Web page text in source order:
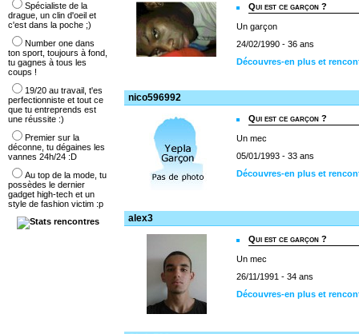
Qui est ce garçon ?
Un garçon
24/02/1990 - 36 ans
Découvres-en plus et
nico596992
Qui est ce garçon ?
Un mec
05/01/1993 - 33 ans
Découvres-en plus et
alex3
Qui est ce garçon ?
Un mec
26/11/1991 - 34 ans
Découvres-en plus et
Spécialiste de la
drague, un clin d'oeil et
c'est dans la poche ;)
Number one dans
ton sport, toujours à fond,
tu gagnes à tous les
coups !
19/20 au travail, t'es
perfectionniste et tout ce
que tu entreprends est
une réussite :)
Premier sur la
déconne, tu dégaines les
vannes 24h/24 :D
Au top de la mode, tu
possèdes le dernier
gadget high-tech et un
style de fashion victim :p